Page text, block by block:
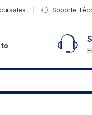
Soporte